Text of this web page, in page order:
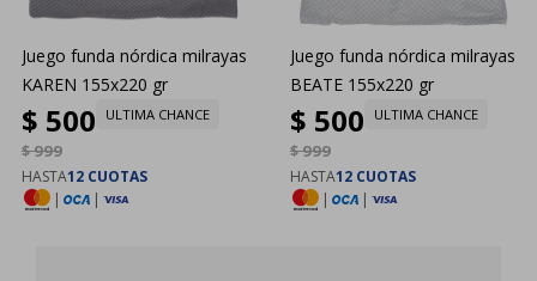
Juego funda nórdica milrayas
KAREN 155x220 gr
$ 500
$999
ULTIMA CHANCE
HASTA12 CUOTAS
|
|
Juego funda nórdica milrayas
BEATE 155x220 gr
$ 500
$999
ULTIMA CHANCE
HASTA12 CUOTAS
|
|